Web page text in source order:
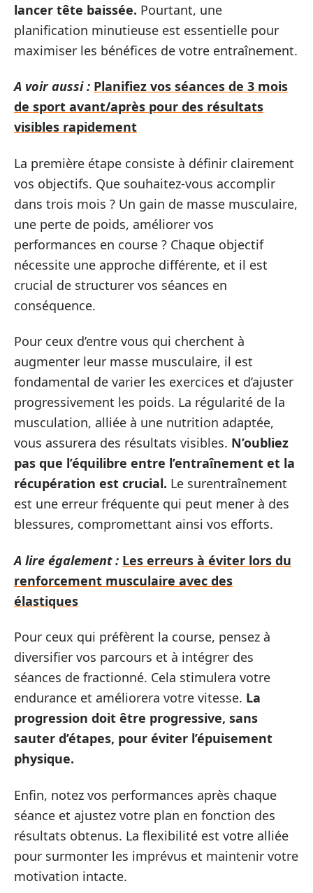
lancer tête baissée. Pourtant, une
planification minutieuse est essentielle pour
maximiser les bénéfices de votre entraînement.
A voir aussi : Planifiez vos séances de 3 mois
de sport avant/après pour des résultats
visibles rapidement
La première étape consiste à définir clairement
vos objectifs. Que souhaitez-vous accomplir
dans trois mois ? Un gain de masse musculaire,
une perte de poids, améliorer vos
performances en course ? Chaque objectif
nécessite une approche différente, et il est
crucial de structurer vos séances en
conséquence.
Pour ceux d’entre vous qui cherchent à
augmenter leur masse musculaire, il est
fondamental de varier les exercices et d’ajuster
progressivement les poids. La régularité de la
musculation, alliée à une nutrition adaptée,
vous assurera des résultats visibles. N’oubliez
pas que l’équilibre entre l’entraînement et la
récupération est crucial. Le surentraînement
est une erreur fréquente qui peut mener à des
blessures, compromettant ainsi vos efforts.
A lire également : Les erreurs à éviter lors du
renforcement musculaire avec des
élastiques
Pour ceux qui préfèrent la course, pensez à
diversifier vos parcours et à intégrer des
séances de fractionné. Cela stimulera votre
endurance et améliorera votre vitesse. La
progression doit être progressive, sans
sauter d’étapes, pour éviter l’épuisement
physique.
Enfin, notez vos performances après chaque
séance et ajustez votre plan en fonction des
résultats obtenus. La flexibilité est votre alliée
pour surmonter les imprévus et maintenir votre
motivation intacte.